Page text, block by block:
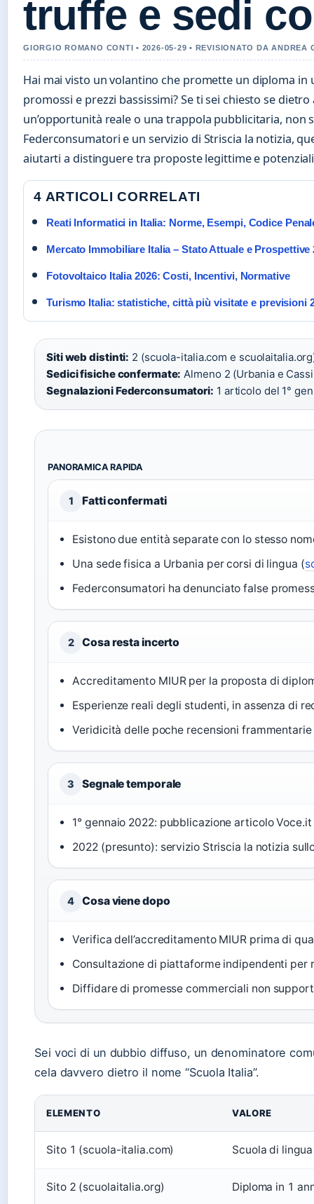
truffe e sedi
GIORGIO ROMANO CONTI • 2026-05-29 • REVISIONATO DA ANDREA
Hai mai visto un volantino che promette un diploma in
promossi e prezzi bassissimi? Se ti sei chiesto se dietro
un’opportunità reale o una trappola pubblicitaria, non
Federconsumatori e un servizio di Striscia la notizia,
aiutarti a distinguere tra proposte legittime e
4 ARTICOLI CORRELATI
Reati Informatici in Italia: Norme, Esempi, Codice
Mercato Immobiliare Italia – Stato Attuale e Prospettive
Fotovoltaico Italia 2026: Costi, Incentivi, Normative
Turismo Italia: statistiche, città più visitate e previsioni
Siti web distinti: 2 (scuola-italia.com e
Sedici fisiche confermate: Almeno 2 (Urbania e
Segnalazioni Federconsumatori: 1 articolo del 1°
PANORAMICA RAPIDA
1 Fatti confermati
Esistono due entità separate con lo stesso
Una sede fisica a Urbania per corsi di lingua (
Federconsumatori ha denunciato false
2 Cosa resta incerto
Accreditamento MIUR per la proposta di
Esperienze reali degli studenti, in assenza di
Veridicità delle poche recensioni frammentarie
3 Segnale temporale
1° gennaio 2022: pubblicazione articolo
2022 (presunto): servizio Striscia la notizia
4 Cosa viene dopo
Verifica dell’accreditamento MIUR prima di
Consultazione di piattaforme indipendenti per
Diffidare di promesse commerciali non
Sei voci di un dubbio diffuso, un denominatore
cela davvero dietro il nome “Scuola Italia”.
ELEMENTO VALORE
Sito 1 (scuola-italia.com) Scuola di
Sito 2 (scuolaitalia.org) Diploma in 1